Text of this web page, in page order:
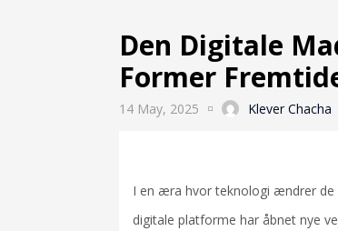
Den Digitale
Former
14 May, 2025 Klever Chacha
I en æra hvor teknologi ændrer de
digitale platforme har åbnet nye